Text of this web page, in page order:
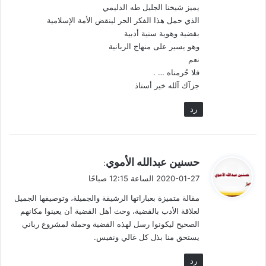
ليكون على قِمة أهل القضية، فهو لا غيره يستحقُّ الهوية، وهذا ما
نشده الجهد الأدبي في سلسلة أفياء القُديس وما تلاها من جهود
مسطورة بيد كتابية ذرفت أدمعها لتثبيت مدادها على صدرها قبل
ورقها، فكان ما كان من نتاج شيخنا الدكتور طه الدليمي، ولكأنَّها باقة
قد تنافس فيها الجوري مع النرجس، وتلاطفت فيها زهيرات السوسن
مع الياسمين وتتوسطهن خُضرة الآس تبهج الأنفس.
فأين أنا وأنت منها
فلنتمثَّل أنفسنا فراشات تهيم فوق تيك الباقة تستنشق عطرها
هكذا يتوجَّب عليَّ وعليك…
ومن قبل فعلها الرواة، ونجحوا في نقل نتاج المبدعين، فخلَّدوها
جهودٌ لو وجدت جهودًا
يميز شيخنا الجليل طه الدليمي
الذي حمل هذا الفكر الحر لينقض الأمة الإسلامية
بقضية وهوية سنية أدبية
وهو يسير على منهاج الربانية
نعم
فلا حُرمناه … .
جزآك آلله خير أستاذ
رد
ي
ل
حسنين عبدالله الأموي:
2020-01-27 الساعة 12:15 صباحًا
مقالة متميزة بعباراتها الرشيقة والجميلة، وتوصيفها الجميل
لعلاقة الأدب بالقضية، وحث أهل القضية أن يعينوا مكانهم
الصحيح ليكونوا رسل لهذه القضية وحملة لمشروع رباني
يستحق منا بذل كل غالي ونفيس.
رد